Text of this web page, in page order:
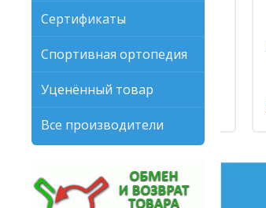
Сертификаты
Спортивная ортопедия
Уценённый товар
Все производители
Ракетка 729 GOLDEN MAX 2 STAR FL
1885 руб.